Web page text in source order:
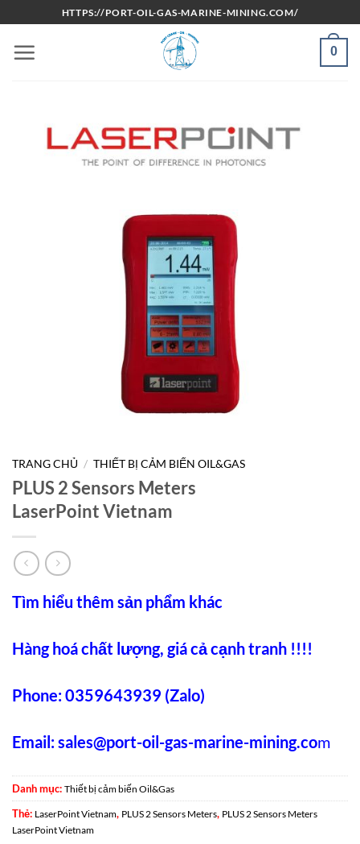
qua
nội
HTTPS://PORT-OIL-GAS-MARINE-MINING.COM/
0
TRANG CHỦ / THIẾT BỊ CẢM BIẾN OIL&GAS
PLUS 2 Sensors Meters
LaserPoint Vietnam
Tìm hiểu thêm sản phẩm khác
Hàng hoá chất lượng, giá cả cạnh tranh !!!!
Phone: 0359643939 (Zalo)
Email:sales@port-oil-gas-marine-mining.com
Danh mục: Thiết bị cảm biến Oil&Gas
Thẻ: LaserPoint Vietnam, PLUS 2 Sensors Meters, PLUS 2 Sensors Meters
LaserPoint Vietnam